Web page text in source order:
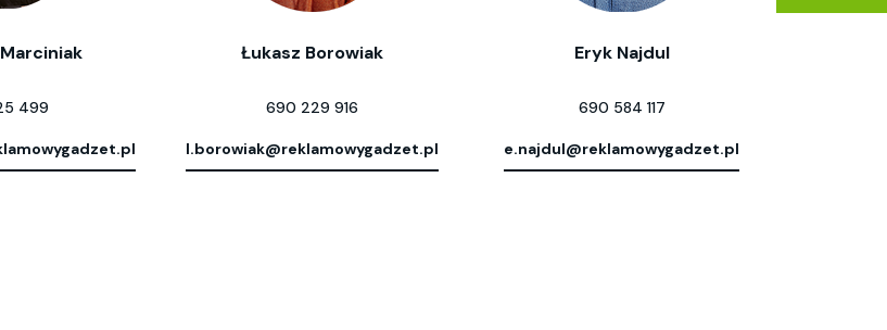
499
Łukasz Borowiak
690 229 916
l.borowiak@reklamowygadzet.pl
Eryk Najdul
690 584 117
e.najdul@reklamowygadzet.pl